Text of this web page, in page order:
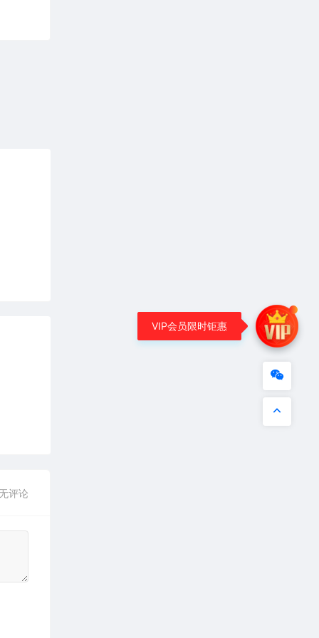
评论
VIP会员限时钜惠